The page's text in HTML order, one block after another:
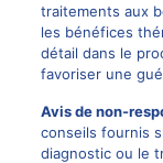
traitements aux
les bénéfices
détail dans le
favoriser une
Avis de non-
conseils fournis
diagnostic ou le